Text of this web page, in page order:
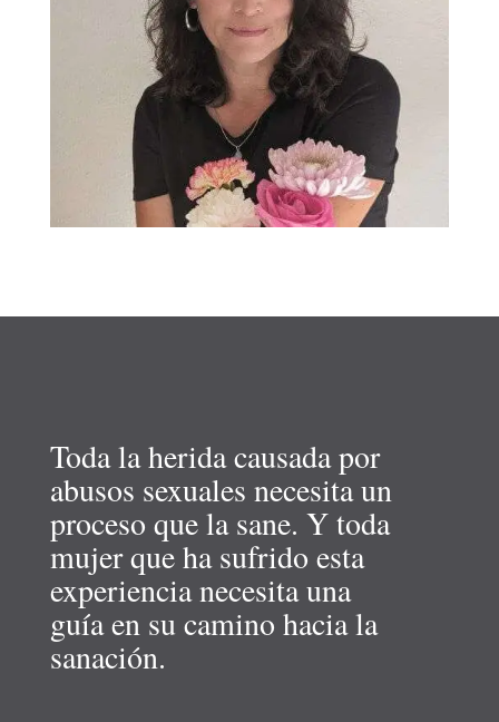
Toda la herida causada por
abusos sexuales necesita un
proceso que la sane. Y toda
mujer que ha sufrido esta
experiencia necesita una
guía en su camino hacia la
sanación.